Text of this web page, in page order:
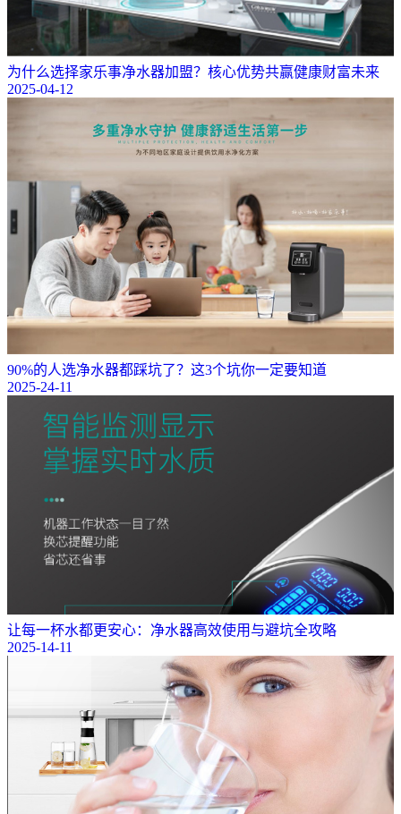
为什么选择家乐事净水器加盟？核心优势共赢健康财富未来
2025-04-12
90%的人选净水器都踩坑了？这3个坑你一定要知道
2025-24-11
让每一杯水都更安心：净水器高效使用与避坑全攻略
2025-14-11